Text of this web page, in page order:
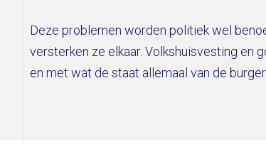
Deze problemen worden politiek wel
versterken ze elkaar. Volkshuisvesting en
en met wat de staat allemaal van de